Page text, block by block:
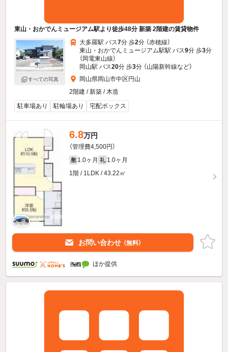
東山・おかでんミュージアム駅より徒歩48分 新築 2階建の賃貸物件
すべての写真
大多羅駅 バス7分 歩2分 （赤穂線）
東山・おかでんミュージアム駅駅 バス9分 歩3分
（岡電東山線）
岡山駅 バス20分 歩3分 （山陽新幹線など）
岡山県岡山市中区円山
2階建 / 新築 / 木造
駐車場あり
駐輪場あり 宅配ボックス
6.8万円
（管理費4,500円）
敷 1.0ヶ月 礼 1.0ヶ月
1階 / 1LDK / 43.22㎡
お問い合わせ （無料）
ほか提供